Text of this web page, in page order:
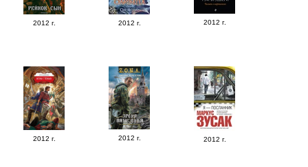
2012 г. 2012 г. 2012 г.
2012 г. 2012 г. 2012 г.